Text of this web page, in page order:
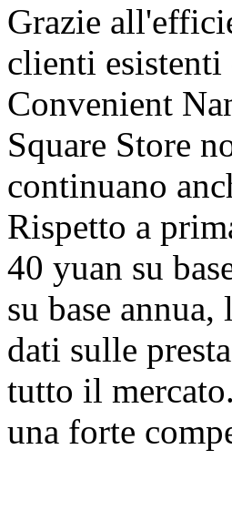
Grazie
clienti
Convenient
Square Store
continuano
Rispetto a
40 yuan su
su base
dati sulle
tutto il
una forte